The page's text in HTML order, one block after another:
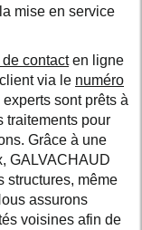
mise en service
contacten ligne
via le numéro
sont prêts à
traitements pour
Grâce à une
GALVACHAUD
structures, même
assurons
voisines afin de